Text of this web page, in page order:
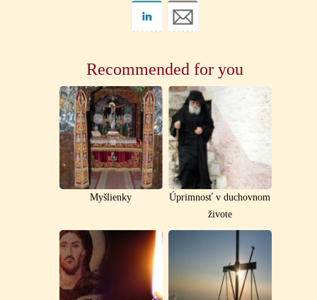
Recommended for you
Myšlienky
Úprimnosť v duchovnom
živote